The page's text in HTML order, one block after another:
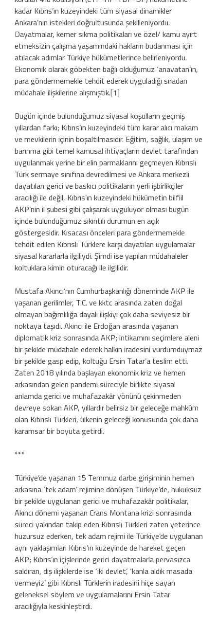
kadar Kıbrıs’ın kuzeyindeki tüm siyasal dinamikler
Ankara’nın istekleri doğrultusunda şekilleniyordu.
Dayatmalar, kemer sıkma politikaları ve özel/ kamu ayırt
etmeksizin çalışma yaşamındaki hakların budanması için
atılacak adımlar Türkiye hükümetlerince belirleniyordu.
Ekonomik olarak göbekten bağlı olduğumuz ‘anavatan’ın,
para göndermemekle tehdit ederek uyguladığı sıradan
müdahale ilişkilerine alışmıştık.[1]
Bugün içinde bulunduğumuz siyasal koşulların geçmiş
yıllardan farkı; Kıbrıs’ın kuzeyindeki tüm karar alıcı makam
ve mevkilerin içinin boşaltılmasıdır. Eğitim, sağlık, ulaşım ve
barınma gibi temel kamusal ihtiyaçların devlet tarafından
uygulanmak yerine bir elin parmaklarını geçmeyen Kıbrıslı
Türk sermaye sınıfına devredilmesi ve Ankara merkezli
dayatılan gerici ve baskıcı politikaların yerli işbirlikçiler
aracılığı ile değil, Kıbrıs’ın kuzeyindeki hükümetin bilfiil
AKP’nin il şubesi gibi çalışarak uyguluyor olması bugün
içinde bulunduğumuz sıkıntılı durumun en açık
göstergesidir. Kısacası önceleri para göndermemekle
tehdit edilen Kıbrıslı Türklere karşı dayatılan uygulamalar
siyasal kararlarla ilgiliydi. Şimdi ise yapılan müdahaleler
koltuklara kimin oturacağı ile ilgilidir.
Mustafa Akıncı’nın Cumhurbaşkanlığı döneminde AKP ile
yaşanan gerilimler, T.C. ve kktc arasında zaten doğal
olmayan bağımlılığa dayalı ilişkiyi çok daha seviyesiz bir
noktaya taşıdı. Akıncı ile Erdoğan arasında yaşanan
diplomatik kriz sonrasında AKP; intikamını seçimlere aleni
bir şekilde müdahale ederek halkın iradesini vurdumduymaz
bir şekilde gasp edip, koltuğu Ersin Tatar’a teslim etti.
Zaten 2018 yılında başlayan ekonomik kriz ve hemen
arkasından gelen pandemi süreciyle birlikte siyasal
anlamda gerici ve muhafazakâr yönünü çekinmeden
devreye sokan AKP, yıllardır belirsiz bir geleceğe mahkûm
olan Kıbrıslı Türkleri, ülkenin geleceği konusunda çok daha
karamsar bir boyuta getirdi.
***
Türkiye’de yaşanan 15 Temmuz darbe girişiminin hemen
arkasına ‘tek adam’ rejimine dönüşen Türkiye’de, hukuksuz
bir şekilde uygulanan gerici ve muhafazakâr politikalar,
Akıncı dönemi yaşanan Crans Montana krizi sonrasında
süreci yakından takip eden Kıbrıslı Türkleri zaten yeterince
huzursuz ederken, tek adam rejimi ile Türkiye’de uygulanan
aynı yaklaşımları Kıbrıs’ın kuzeyinde de hareket geçen
AKP; Kıbrıs’ın içişlerinde gerici dayatmalarla pervasızca
saldıran, dış ilişkilerde ise ‘iki devlet’, ‘kanla aldık masada
vermeyiz’ gibi Kıbrıslı Türklerin iradesini hiçe sayan
geleneksel söylem ve uygulamalarını Ersin Tatar
aracılığıyla keskinleştirdi.